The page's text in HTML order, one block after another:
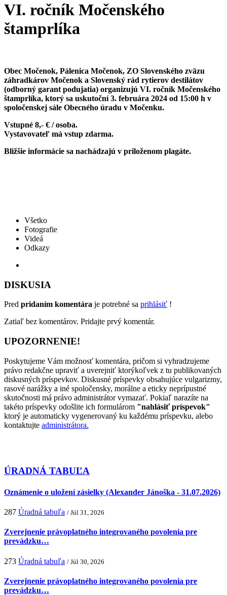
VI. ročník Močenského
štamprlíka
Obec Močenok, Pálenica Močenok, ZO Slovenského zväzu
záhradkárov Močenok a Slovenský rád rytierov destilátov
(odborný garant podujatia) organizujú VI. ročník Močenského
štamprlíka, ktorý sa uskutoční 3. februára 2024 od 15:00 h v
spoločenskej sále Obecného úradu v Močenku.
Vstupné 8,- € / osoba.
Vystavovateľ má vstup zdarma.
Bližšie informácie sa nachádzajú v priloženom plagáte.
Všetko
Fotografie
Videá
Odkazy
DISKUSIA
Pred pridaním komentára je potrebné sa prihlásiť !
Zatiaľ bez komentárov. Pridajte prvý komentár.
UPOZORNENIE!
Poskytujeme Vám možnosť komentára, pričom si vyhradzujeme
právo redakčne upraviť a uverejniť ktorýkoľvek z tu publikovaných
diskusných príspevkov. Diskusné príspevky obsahujúce vulgarizmy,
rasové narážky a iné spoločensky, morálne a eticky neprípustné
skutočnosti má právo administrátor vymazať. Pokiaľ narazíte na
takéto príspevky odošlite ich formulárom "nahlásiť príspevok"
ktorý je automaticky vygenerovaný ku každému príspevku, alebo
kontaktujte administrátora.
ÚRADNÁ TABUĽA
Oznámenie o uložení zásielky (Alexander Jánoška - 31.07.2026)
287 Úradná tabuľa / Júl 31, 2026
Zverejnenie právoplatného integrovaného povolenia pre
prevádzku…
273 Úradná tabuľa / Júl 30, 2026
Zverejnenie právoplatného integrovaného povolenia pre
prevádzku…